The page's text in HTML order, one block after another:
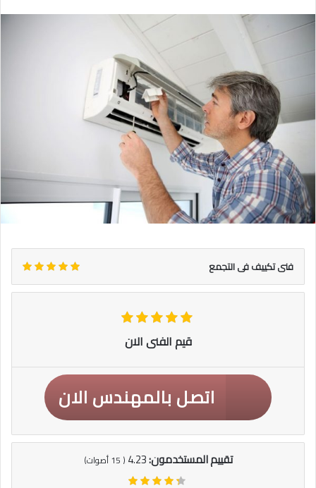
فنى تكييف فى التجمع
قيم الفنى الان
اتصل بالمهندس الان
تقييم المستخدمون:4.23
(
15أصوات)